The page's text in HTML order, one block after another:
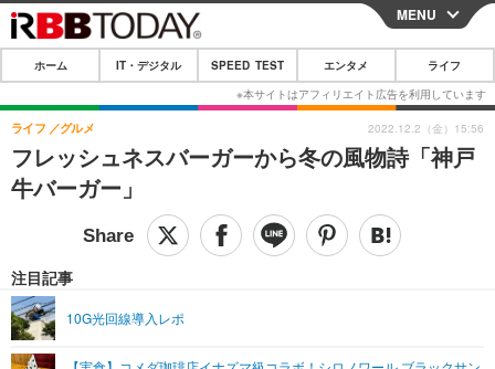
CLOSE
ホーム
IT・デジタル
IT・デジタルTOP スマートフォン
ショッピング その他
SPEED TEST
エンタメTOP 映画・ドラマ
ライフTOP
リリース一覧
プッシュ通知の停止方法
MENU
ホーム IT・デジタル SPEED TEST エンタメ ライフ
フレッシュネスバーガーから冬の風物詩「神戸
牛バーガー」
ライフ グルメ
注目記事
10G光回線導入レポ
2022.12.2（金）15:56